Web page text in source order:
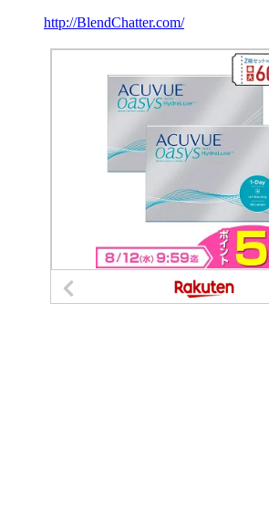
http://BlendChatter.com/